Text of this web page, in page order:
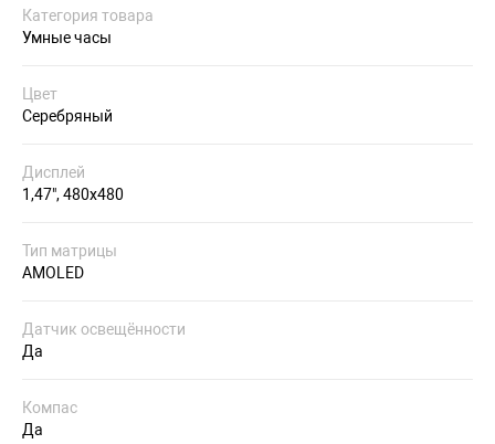
Категория товара
Умные часы
Цвет
Серебряный
Дисплей
1,47", 480х480
Тип матрицы
AMOLED
Датчик освещённости
Да
Компас
Да